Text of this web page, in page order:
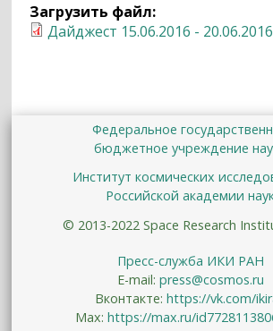
Загрузить файл:
Дайджест 15.06.2016 - 20.06.2016
Федеральное
бюджетное учреждение
Институт космических
Российской академии
© 2013-2022 Space Research
Пресс-служба ИКИ РАН
E-mail: press@cosmos.ru
Вконтакте: https://vk.com/
Max: https://max.ru/